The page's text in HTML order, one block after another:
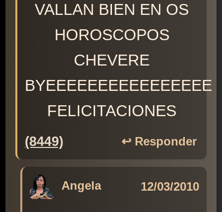
VALLAN BIEN EN OS
HOROSCOPOS
CHEVERE
BYEEEEEEEEEEEEEEEE
FELICITACIONES
(8449) ↩️ Responder
Angela 12/03/2010